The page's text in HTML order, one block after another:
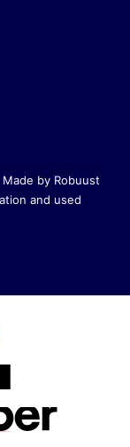
Made by Robuust
and used